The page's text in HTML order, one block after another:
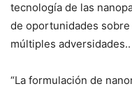
tecnología de las
de oportunidades
múltiples adversidades..
“La formulación de